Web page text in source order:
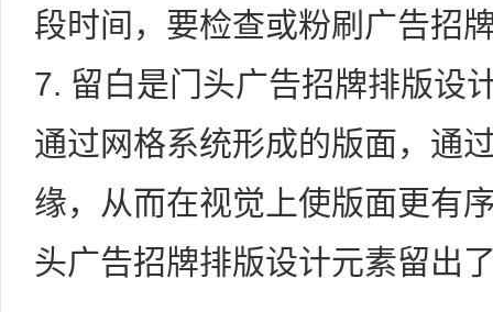
段时间，要检查或粉刷广告招
7. 留白是门头广告招牌排版设
通过网格系统形成的版面，通
缘，从而在视觉上使版面更有
头广告招牌排版设计元素留出